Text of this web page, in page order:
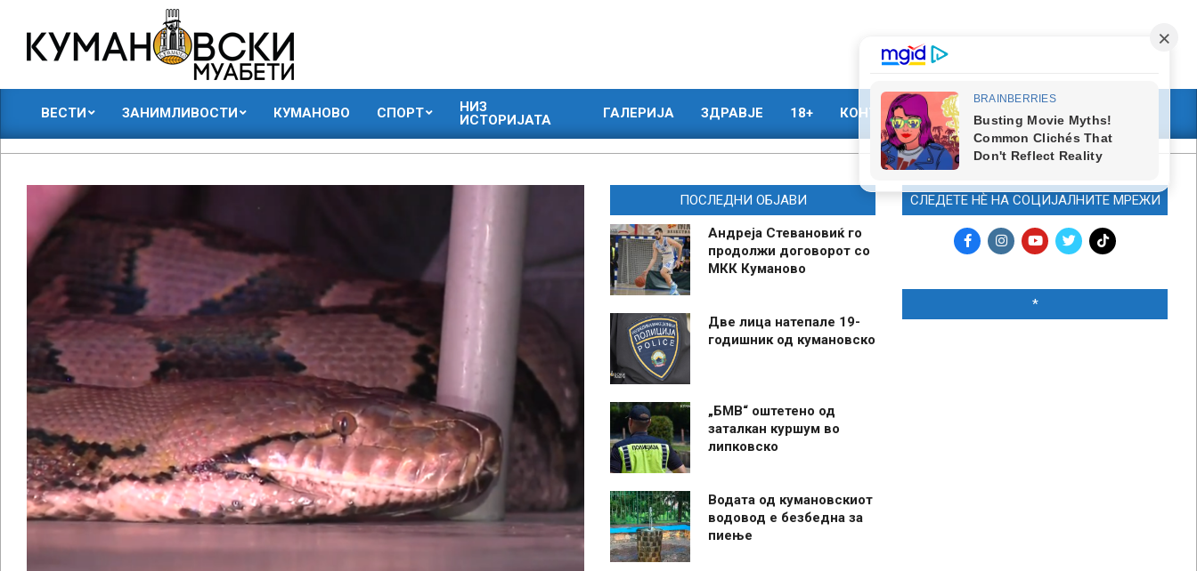
content
КУМАНОВСКИ
МУАБЕТИ
ВЕСТИ ЗАНИМЛИВОСТИ КУМАНОВО СПОРТ
НИЗ
ИСТОРИЈАТА
ГАЛЕРИЈА ЗДРАВЈЕ 18+ КОНТАКТ МАРКЕТИНГ
ПОСЛЕДНИ ОБЈАВИ
Андреја Стевановиќ го
продолжи договорот со
МКК Куманово
Две лица натепале 19-
годишник од кумановско
„БМВ“ оштетено од
заталкан куршум во
липковско
Водата од кумановскиот
водовод е безбедна за
пиење
СЛЕДЕТЕ НЀ НА СОЦИЈАЛНИТЕ МРЕЖИ
*